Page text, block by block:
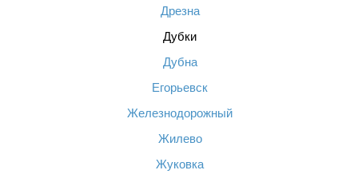
Дрезна
Дубки
Дубна
Егорьевск
Железнодорожный
Жилево
Жуковка